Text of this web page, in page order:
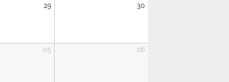
29 30
05 06